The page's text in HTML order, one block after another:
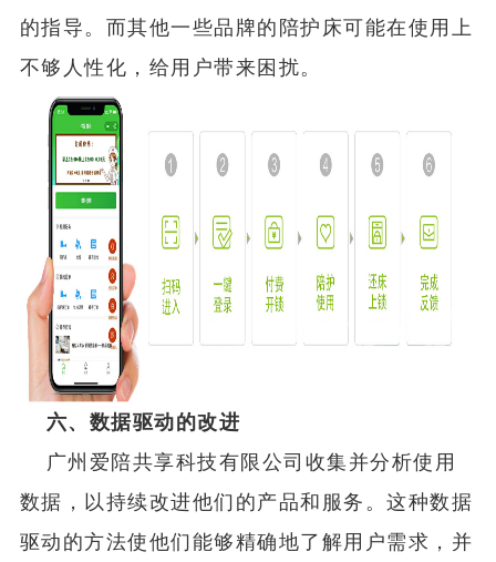
的指导。而其他一些品牌的陪护床可能在使用上
不够人性化，给用户带来困扰。
六、数据驱动的改进
广州爱陪共享科技有限公司收集并分析使用
数据，以持续改进他们的产品和服务。这种数据
驱动的方法使他们能够精确地了解用户需求，并